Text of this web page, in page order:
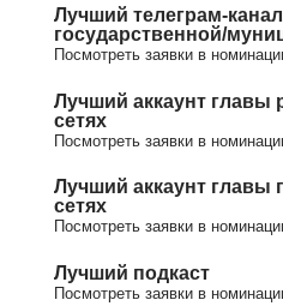
Лучший телеграм-
государственной/
Посмотреть заявки в
Лучший аккаунт главы
сетях
Посмотреть заявки в
Лучший аккаунт главы
сетях
Посмотреть заявки в
Лучший подкаст
Посмотреть заявки в